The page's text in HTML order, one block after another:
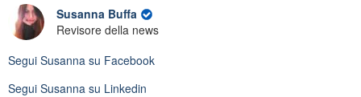
Susanna Buffa
Revisore della news
Segui Susanna su Facebook
Segui Susanna su Linkedin